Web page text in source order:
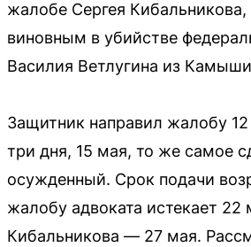
жалобе Сергея Кибальникова,
виновным в убийстве
Василия Ветлугина из
Защитник направил жалобу 12
три дня, 15 мая, то же самое
осужденный. Срок подачи
жалобу адвоката истекает
Кибальникова — 27 мая.